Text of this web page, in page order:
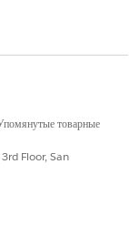
товарные
Floor, San